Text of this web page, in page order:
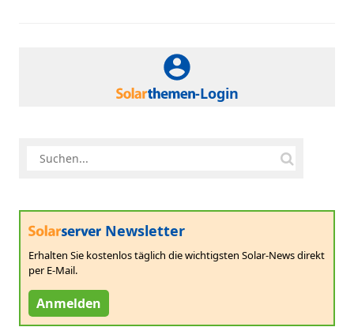
-Login
Newsletter
Erhalten Sie kostenlos täglich die wichtigsten Solar-News direkt
per E-Mail.
Anmelden